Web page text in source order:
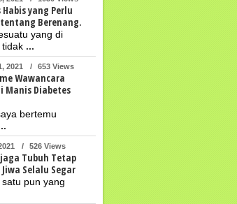
Habis yang Perlu
Berenang.
yang di
...
2021 / 653 Views
Wawancara
Manis Diabetes
bertemu
/ 526 Views
Tubuh Tetap
Selalu Segar
pun yang